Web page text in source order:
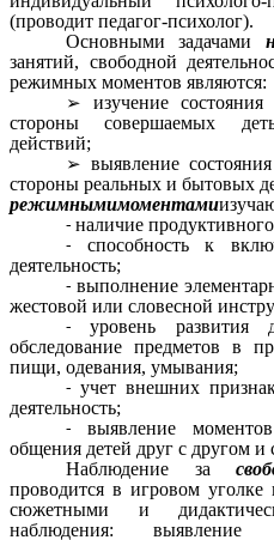
(проводит педагог-психолог).
Основными задачами
занятий, свободной
режимных моментов являются:
изучение состояния
стороны совершаемых
действий;
выявление
стороны реальных и бытовых
режимнымимоментами
наличие
способность к
деятельность;
выполнение
жестовой или словесной
уровень развития
обследование предметов в
пищи, одевания, умывания;
учет внешних
деятельность;
выявление
общения детей друг с другом и
Наблюдение за
проводится в игровом уголке
сюжетными и
наблюдения: выявление